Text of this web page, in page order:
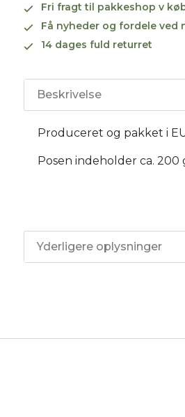
Fri fragt til pakkeshop v
Få nyheder og fordele ved
14 dages fuld returret
Beskrivelse
Produceret og pakket i
Posen indeholder ca. 200
Yderligere oplysninger